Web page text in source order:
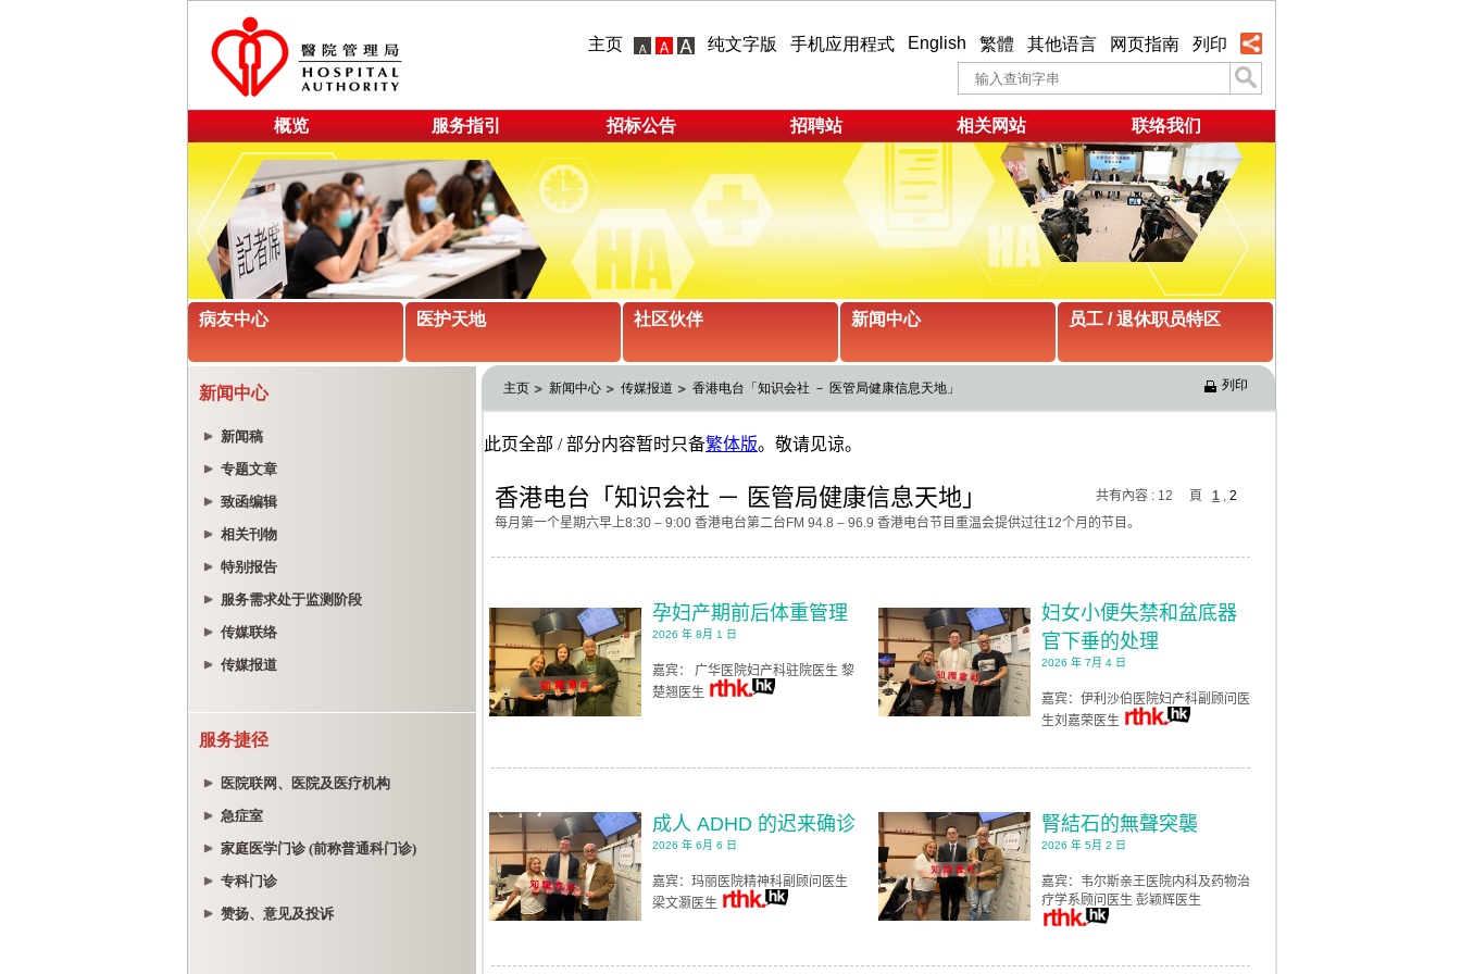
主页 纯文字版 手机应用程式 English 繁體 其他语言 网页指南 列印
概览 服务指引 招标公告 招聘站 相关网站 联络我们
病友中心 医护天地 社区伙伴 新闻中心 员工 / 退休职员特区
新闻中心
新闻稿
专题文章
致函编辑
相关刊物
特别报告
服务需求处于监测阶段
传媒联络
传媒报道
服务捷径
医院联网、医院及医疗机构
急症室
家庭医学门诊 (前称普通科门诊)
专科门诊
赞扬、意见及投诉
主页 新闻中心 传媒报道 香港电台「知识会社 － 医管局健康信息天地」 列印